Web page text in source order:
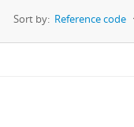
Sort by: Reference code